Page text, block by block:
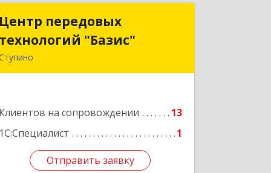
Центр передовых
технологий "Базис"
Клиентов на сопровождении
13
1С:Специалист
1
Отправить заявку
Центр передовых
технологий "Базис"
Подробнее
Отправить заявку